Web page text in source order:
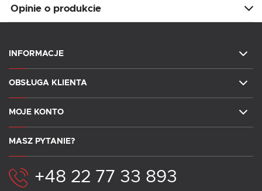
Opinie o produkcie
INFORMACJE
OBSŁUGA KLIENTA
MOJE KONTO
MASZ PYTANIE?
+48 22 77 33 893